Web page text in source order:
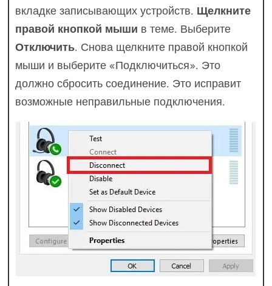
вкладке записывающих устройств. Щелкните
правой кнопкой мыши в теме. Выберите
Отключить. Снова щелкните правой кнопкой
мыши и выберите «Подключиться». Это
должно сбросить соединение. Это исправит
возможные неправильные подключения.